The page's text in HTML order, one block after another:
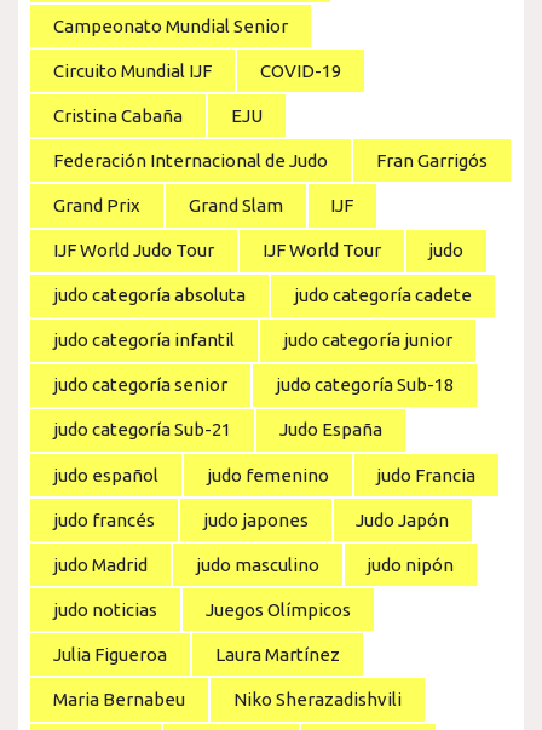
Campeonato Mundial Senior
Circuito Mundial IJF COVID-19
Cristina Cabaña EJU
Federación Internacional de Judo Fran Garrigós
Grand Prix Grand Slam IJF
IJF World Judo Tour IJF World Tour judo
judo categoría absoluta judo categoría cadete
judo categoría infantil judo categoría junior
judo categoría senior judo categoría Sub-18
judo categoría Sub-21 Judo España
judo español judo femenino judo Francia
judo francés judo japones Judo Japón
judo Madrid judo masculino judo nipón
judo noticias Juegos Olímpicos
Julia Figueroa Laura Martínez
Maria Bernabeu Niko Sherazadishvili